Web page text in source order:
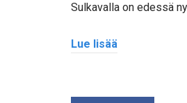
Sulkavalla on edessä
Lue lisää